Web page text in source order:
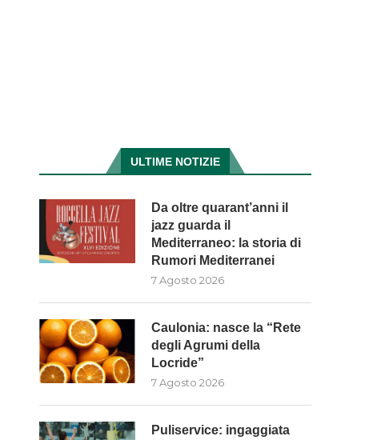
ULTIME NOTIZIE
Da oltre quarant’anni il
jazz guarda il
Mediterraneo: la storia di
Rumori Mediterranei
7 Agosto 2026
Caulonia: nasce la “Rete
degli Agrumi della
Locride”
7 Agosto 2026
Puliservice: ingaggiata